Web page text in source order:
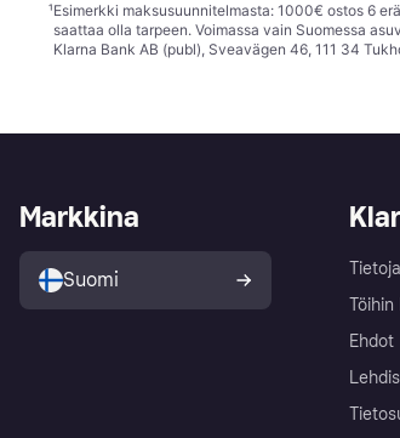
¹Esimerkki maksusuunnitelmasta: 1000€ ostos 6
saattaa olla tarpeen. Voimassa vain Suomessa
Klarna Bank AB (publ), Sveavägen 46, 111 34
Töihin
Ehdot
Markkina
Suomi